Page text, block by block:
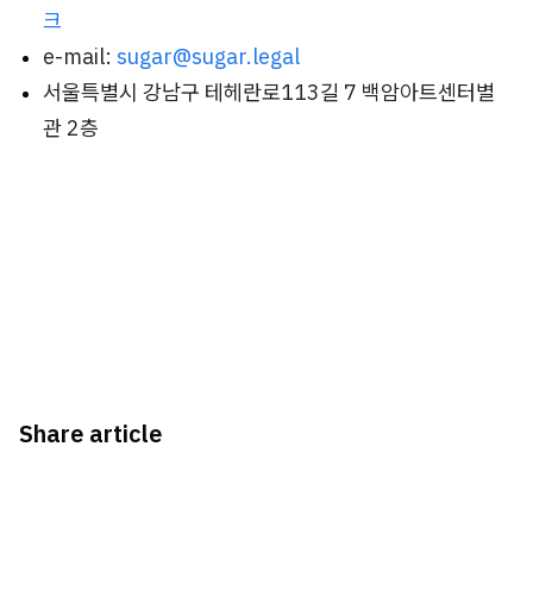
크
e-mail: sugar@sugar.legal
서울특별시 강남구 테헤란로113길 7 백암아트센터별
관 2층
Share article